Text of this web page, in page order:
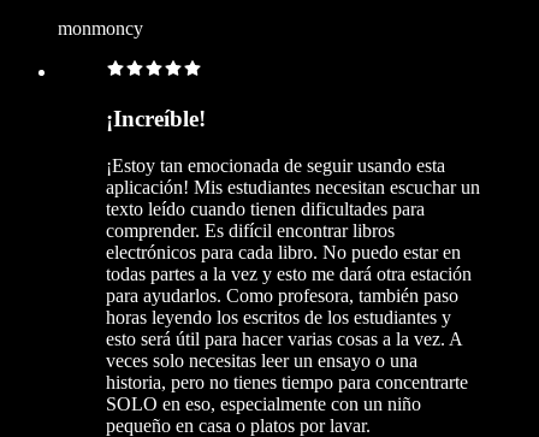
monmoncy
¡Increíble!
¡Estoy tan emocionada de seguir usando esta
aplicación! Mis estudiantes necesitan escuchar un
texto leído cuando tienen dificultades para
comprender. Es difícil encontrar libros
electrónicos para cada libro. No puedo estar en
todas partes a la vez y esto me dará otra estación
para ayudarlos. Como profesora, también paso
horas leyendo los escritos de los estudiantes y
esto será útil para hacer varias cosas a la vez. A
veces solo necesitas leer un ensayo o una
historia, pero no tienes tiempo para concentrarte
SOLO en eso, especialmente con un niño
pequeño en casa o platos por lavar.